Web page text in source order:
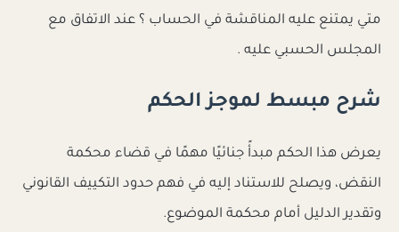
متي يمتنع عليه المناقشة في الحساب ؟ عند الاتفاق مع
المجلس الحسبي عليه .
شرح مبسط لموجز الحكم
يعرض هذا الحكم مبدأً جنائيًا مهمًا في قضاء محكمة
النقض، ويصلح للاستناد إليه في فهم حدود التكييف القانوني
وتقدير الدليل أمام محكمة الموضوع.